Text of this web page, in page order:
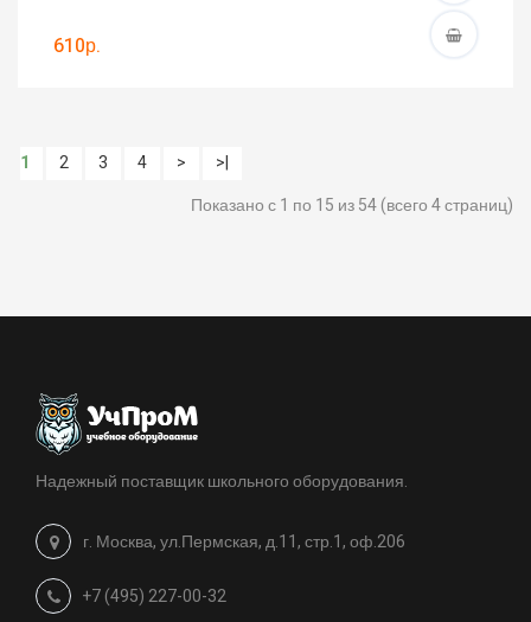
610р.
1 2 3 4 >
>|
Показано с 1 по 15 из 54 (всего 4 страниц)
Надежный поставщик школьного оборудования.
г. Москва, ул.Пермская, д.11, стр.1, оф.206
+7 (495) 227-00-32